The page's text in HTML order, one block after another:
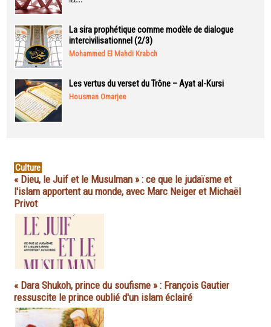
La sira prophétique comme modèle de dialogue
intercivilisationnel (2/3)
Mohammed El Mahdi Krabch
Les vertus du verset du Trône – Ayat al-Kursi
Housman Omarjee
Culture
« Dieu, le Juif et le Musulman » : ce que le judaïsme et
l'islam apportent au monde, avec Marc Neiger et Michaël
Privot
« Dara Shukoh, prince du soufisme » : François Gautier
ressuscite le prince oublié d'un islam éclairé